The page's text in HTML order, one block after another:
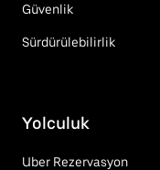
Güvenlik
Sürdürülebilirlik
Yolculuk
Uber Rezervasyon